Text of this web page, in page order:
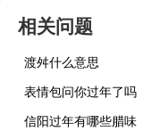
相关问题
渡舛什么意思
表情包问你过年了吗
信阳过年有哪些腊味